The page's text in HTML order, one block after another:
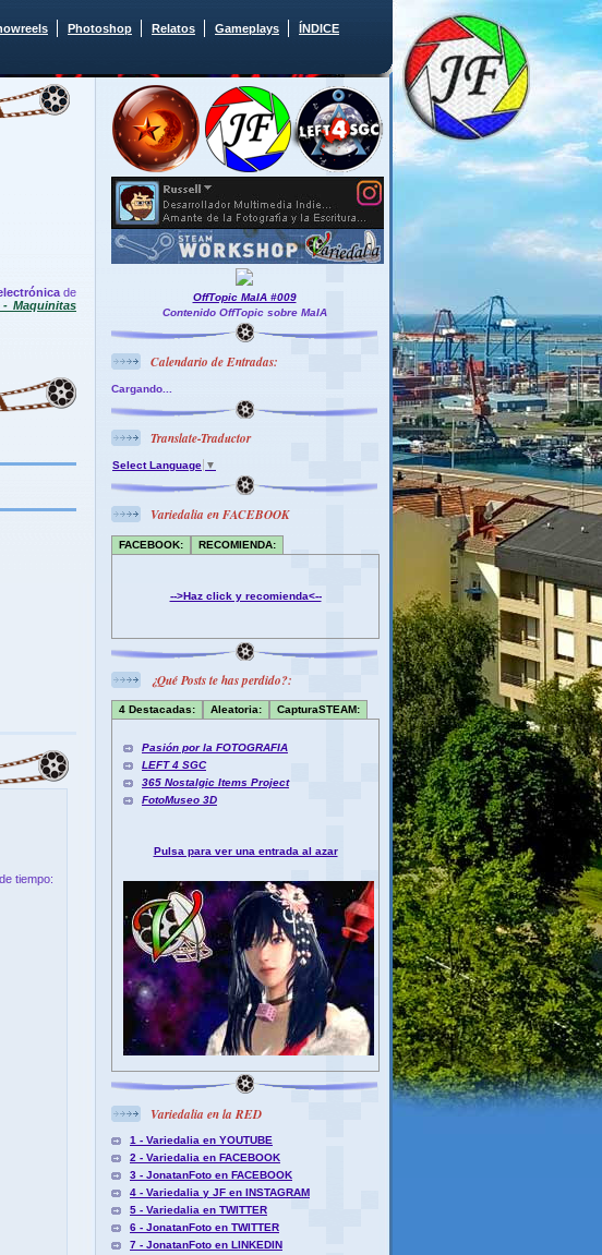
Photoshop Relatos Gameplays
ÍNDICE
de
Maquinitas
tiempo:
OffTopic MaIA #009
Contenido OffTopic sobre MaIA
Calendario de Entradas:
Cargando...
Translate-Traductor
Select Language ▼
Variedalia en FACEBOOK
FACEBOOK: RECOMIENDA:
-->Haz click y recomienda<--
¿Qué Posts te has perdido?:
4 Destacadas: Aleatoria: CapturaSTEAM:
Pasión por la FOTOGRAFIA
LEFT 4 SGC
365 Nostalgic Items Project
FotoMuseo 3D
Pulsa para ver una entrada al azar
Variedalia en la RED
1 - Variedalia en YOUTUBE
2 - Variedalia en FACEBOOK
3 - JonatanFoto en FACEBOOK
4 - Variedalia y JF en INSTAGRAM
5 - Variedalia en TWITTER
6 - JonatanFoto en TWITTER
7 - JonatanFoto en LINKEDIN